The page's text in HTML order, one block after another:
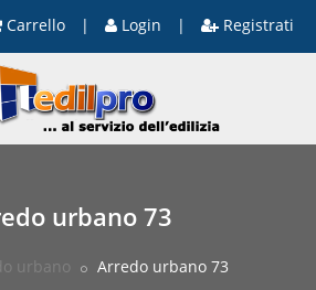
Carrello | Login | Registrati
urbano 73
urbano Arredo urbano 73